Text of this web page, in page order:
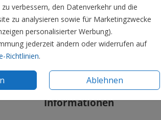
verbessern, den Datenverkehr und die
zu analysieren sowie für Marketingzwecke
personalisierter Werbung).
jederzeit ändern oder widerrufen auf
Richtlinien.
Ablehnen
Informationen